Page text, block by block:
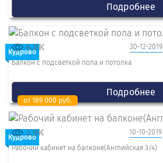
Подробнее
Кудрово
30-12-2019
4.8K
Балкон с подсветкой пола и потолка
Подробнее
Кудрово
от 189 000 руб.
10-10-2019
3.9K
Рабочий кабинет на балконе(Английская 3/4)